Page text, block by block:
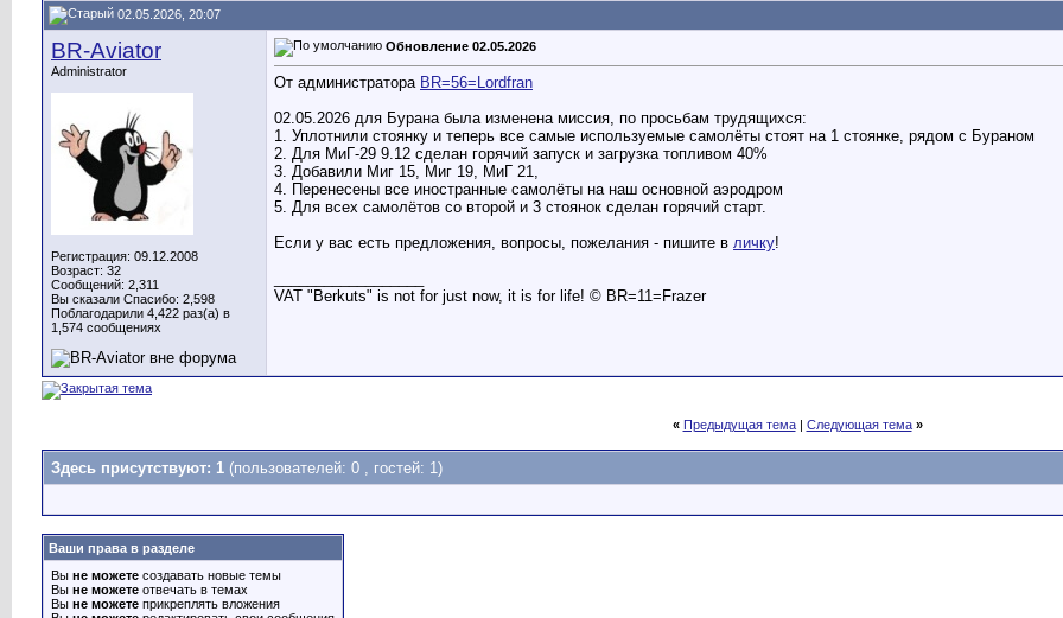
02.05.2026, 20:07
BR-Aviator
Administrator
Регистрация: 09.12.2008
Возраст: 32
Сообщений: 2,311
Вы сказали Спасибо: 2,598
Поблагодарили 4,422 раз(а) в
1,574 сообщениях
Обновление 02.05.2026
От администратора BR=56=Lordfran
02.05.2026 для Бурана была изменена миссия, по просьбам трудящихcя:
1. Уплотнили стоянку и теперь все самые используемые самолёты стоят на 1 стоянке, рядом с Бураном
2. Для МиГ-29 9.12 сделан горячий запуск и загрузка топливом 40%
3. Добавили Миг 15, Миг 19, МиГ 21,
4. Перенесены все иностранные самолёты на наш основной аэродром
5. Для всех самолётов со второй и 3 стоянок сделан горячий старт.
Если у вас есть предложения, вопросы, пожелания - пишите в личку!
VAT "Berkuts" is not for just now, it is for life! © BR=11=Frazer
« Предыдущая тема| Следующая тема »
Здесь присутствуют: 1 (пользователей: 0 , гостей: 1)
Ваши права в разделе
Вы не можете создавать новые темы
Вы не можете отвечать в темах
Вы не можете прикреплять вложения